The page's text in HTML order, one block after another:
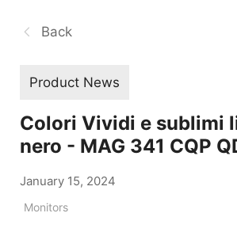
Back
Product News
Colori Vividi e sublimi
nero - MAG 341 CQP
January 15, 2024
Monitors